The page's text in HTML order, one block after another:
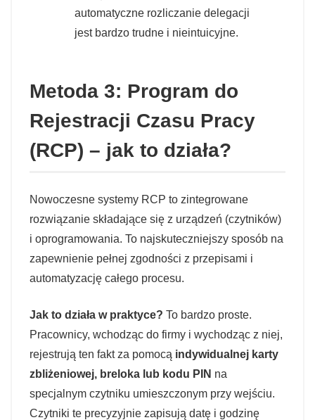
automatyczne rozliczanie delegacji
jest bardzo trudne i nieintuicyjne.
Metoda 3: Program do
Rejestracji Czasu Pracy
(RCP) – jak to działa?
Nowoczesne systemy RCP to zintegrowane
rozwiązanie składające się z urządzeń (czytników)
i oprogramowania. To najskuteczniejszy sposób na
zapewnienie pełnej zgodności z przepisami i
automatyzację całego procesu.
Jak to działa w praktyce? To bardzo proste.
Pracownicy, wchodząc do firmy i wychodząc z niej,
rejestrują ten fakt za pomocą indywidualnej karty
zbliżeniowej, breloka lub kodu PIN na
specjalnym czytniku umieszczonym przy wejściu.
Czytniki te precyzyjnie zapisują datę i godzinę